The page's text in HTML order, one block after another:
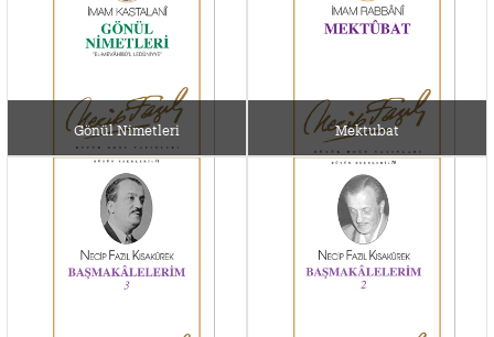
Gönül Nimetleri Mektubat